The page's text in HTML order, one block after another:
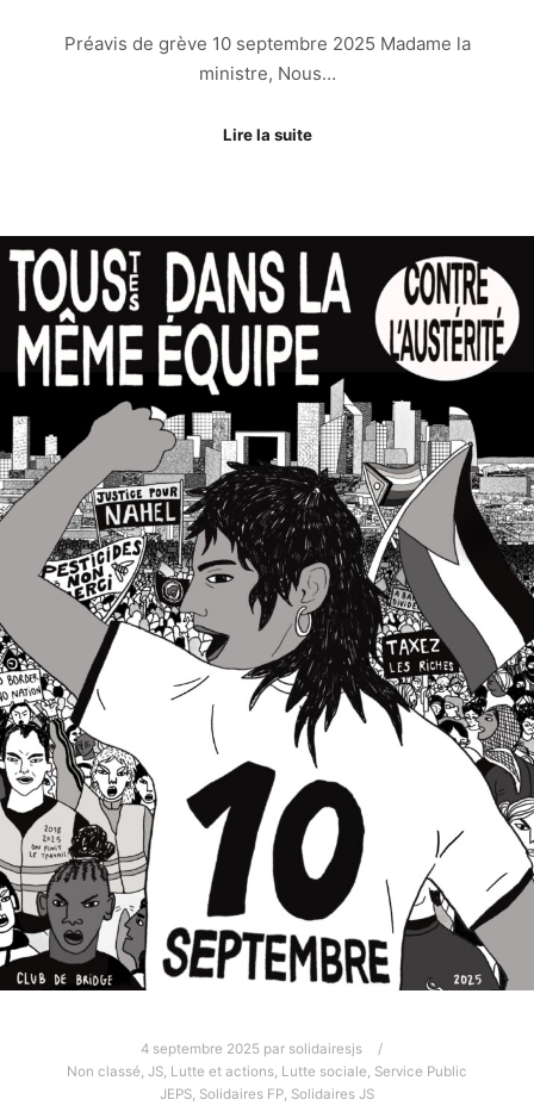
Préavis de grève 10 septembre 2025 Madame la
ministre, Nous…
Lire la suite
4 septembre 2025 par solidairesjs
Non classé, JS, Lutte et actions, Lutte sociale, Service Public
JEPS, Solidaires FP, Solidaires JS